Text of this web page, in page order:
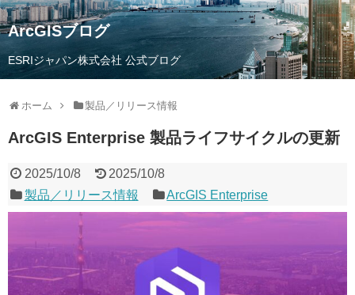
ArcGISブログ
ESRIジャパン株式会社 公式ブログ
ホーム 製品／リリース情報
ArcGIS Enterprise 製品ライフサイクルの更新
2025/10/8
2025/10/8
製品／リリース情報
ArcGIS Enterprise